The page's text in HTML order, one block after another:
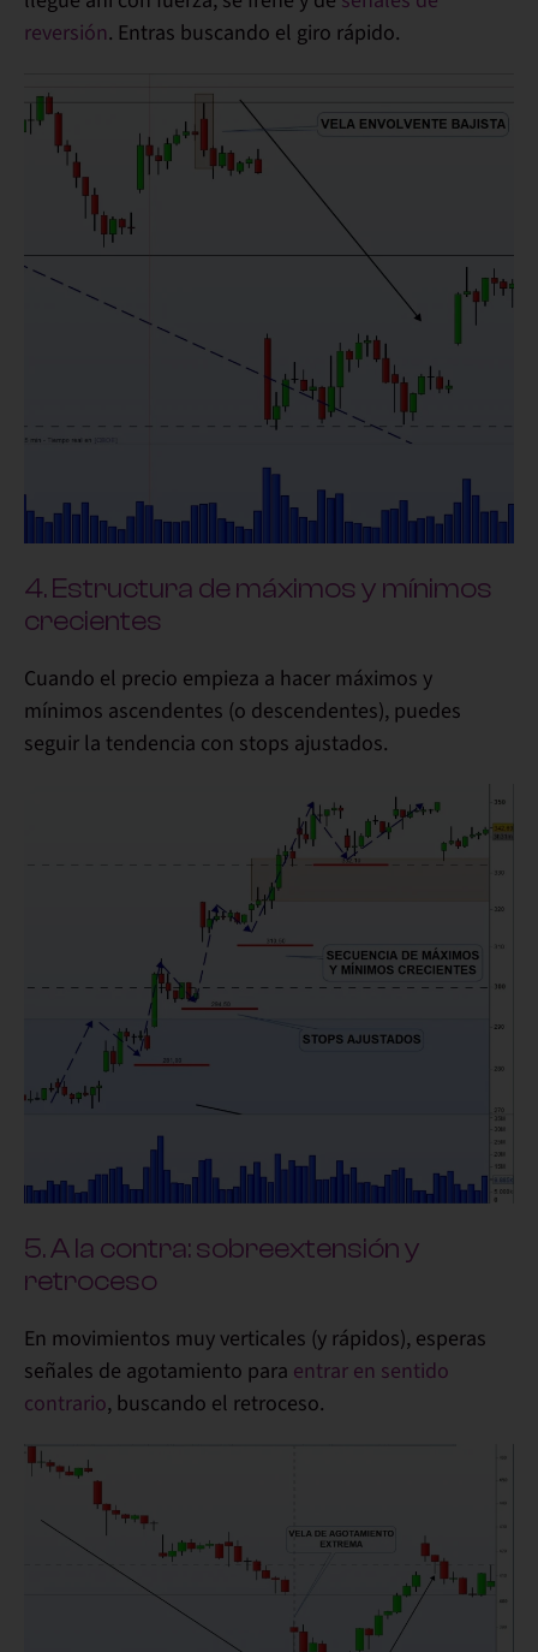
reversión. Entras buscando el giro rápido.
4. Estructura de máximos y mínimos
crecientes
Cuando el precio empieza a hacer máximos y
mínimos ascendentes (o descendentes), puedes
seguir la tendencia con stops ajustados.
5. A la contra: sobreextensión y
retroceso
En movimientos muy verticales (y rápidos), esperas
señales de agotamiento para entrar en sentido
contrario, buscando el retroceso.